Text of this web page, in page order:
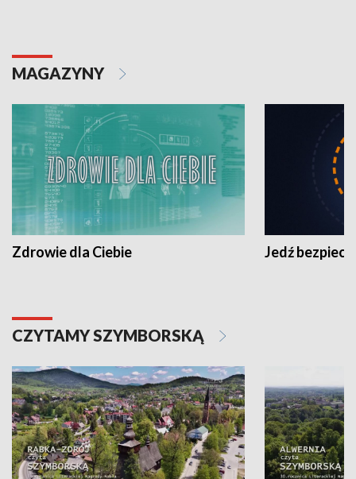
MAGAZYNY
Zdrowie dla Ciebie Jedź
CZYTAMY SZYMBORSKĄ